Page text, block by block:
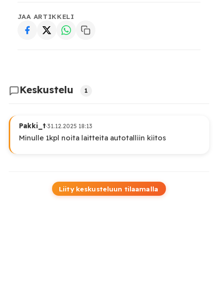
JAA ARTIKKELI
Keskustelu 1
Pakki_t·31.12.2025 18:13
Minulle 1kpl noita laitteita autotalliin kiitos
Liity keskusteluun tilaamalla